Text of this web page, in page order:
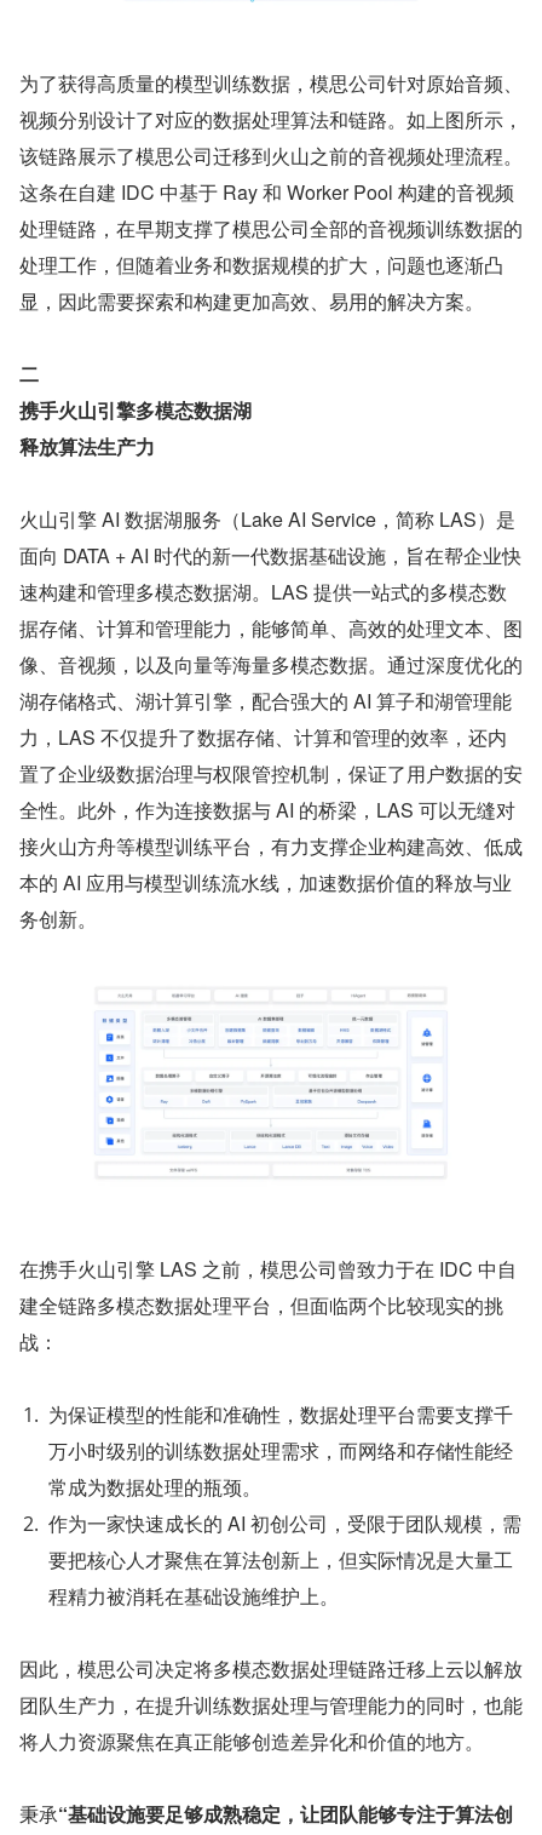
为了获得高质量的模型训练数据，模思公司针对原始音频、
视频分别设计了对应的数据处理算法和链路。如上图所示，
该链路展示了模思公司迁移到火山之前的音视频处理流程。
这条在自建 IDC 中基于 Ray 和 Worker Pool 构建的音视频
处理链路，在早期支撑了模思公司全部的音视频训练数据的
处理工作，但随着业务和数据规模的扩大，问题也逐渐凸
显，因此需要探索和构建更加高效、易用的解决方案。
二
携手火山引擎多模态数据湖
释放算法生产力
火山引擎 AI 数据湖服务（Lake AI Service，简称 LAS）是
面向 DATA + AI 时代的新一代数据基础设施，旨在帮企业快
速构建和管理多模态数据湖。LAS 提供一站式的多模态数
据存储、计算和管理能力，能够简单、高效的处理文本、图
像、音视频，以及向量等海量多模态数据。通过深度优化的
湖存储格式、湖计算引擎，配合强大的 AI 算子和湖管理能
力，LAS 不仅提升了数据存储、计算和管理的效率，还内
置了企业级数据治理与权限管控机制，保证了用户数据的安
全性。此外，作为连接数据与 AI 的桥梁，LAS 可以无缝对
接火山方舟等模型训练平台，有力支撑企业构建高效、低成
本的 AI 应用与模型训练流水线，加速数据价值的释放与业
务创新。
在携手火山引擎 LAS 之前，模思公司曾致力于在 IDC 中自
建全链路多模态数据处理平台，但面临两个比较现实的挑
战：
为保证模型的性能和准确性，数据处理平台需要支撑千
万小时级别的训练数据处理需求，而网络和存储性能经
常成为数据处理的瓶颈。
作为一家快速成长的 AI 初创公司，受限于团队规模，需
要把核心人才聚焦在算法创新上，但实际情况是大量工
程精力被消耗在基础设施维护上。
因此，模思公司决定将多模态数据处理链路迁移上云以解放
团队生产力，在提升训练数据处理与管理能力的同时，也能
将人力资源聚焦在真正能够创造差异化和价值的地方。
秉承“基础设施要足够成熟稳定，让团队能够专注于算法创